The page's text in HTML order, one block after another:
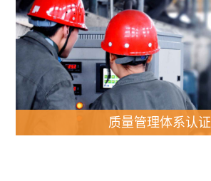
环境管理体系
职业健康安全管理体系
服务认证
隐私信息管理体系
企业社会责任管理体系
质量管理体系认证